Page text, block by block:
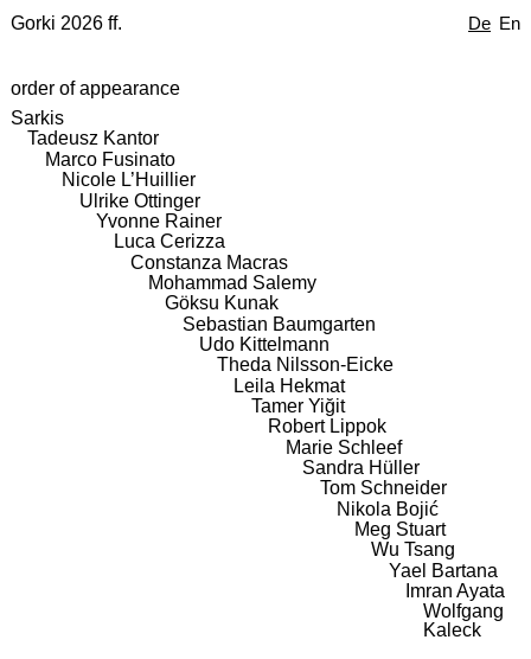
De En
Gorki 2026 ff.
order of appearance
Sarkis
Tadeusz Kantor
Marco Fusinato
Nicole L’Huillier
Ulrike Ottinger
Yvonne Rainer
Luca Cerizza
Constanza Macras
Mohammad Salemy
Göksu Kunak
Sebastian Baumgarten
Udo Kittelmann
Theda Nilsson-Eicke
Leila Hekmat
Tamer Yiğit
Robert Lippok
Marie Schleef
Sandra Hüller
Tom Schneider
Nikola Bojić
Meg Stuart
Wu Tsang
Yael Bartana
Imran Ayata
Wolfgang
Kaleck